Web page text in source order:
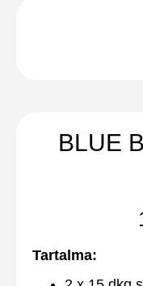
BLUE
Tartalma: